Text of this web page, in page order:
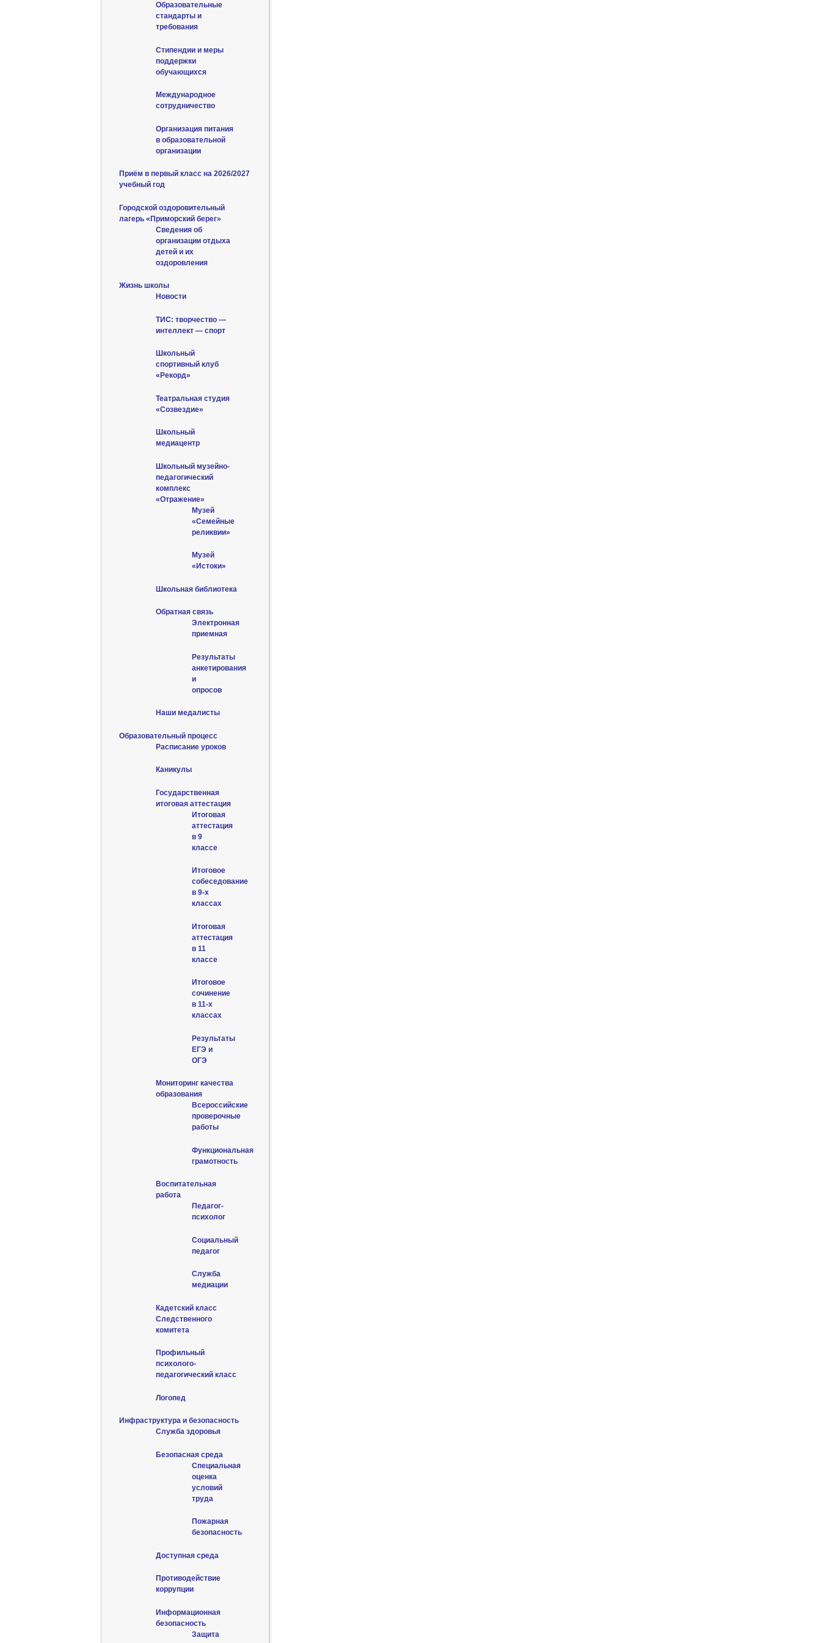
Образовательные
стандарты и
требования
Стипендии и меры
поддержки
обучающихся
Международное
сотрудничество
Организация питания
в образовательной
организации
Приём в первый класс на 2026/2027
учебный год
Городской оздоровительный
лагерь «Приморский берег»
Сведения об
организации отдыха
детей и их
оздоровления
Жизнь школы
Новости
ТИС: творчество —
интеллект — спорт
Школьный
спортивный клуб
«Рекорд»
Театральная студия
«Созвездие»
Школьный
медиацентр
Школьный музейно-
педагогический
комплекс
«Отражение»
Музей
«Семейные
реликвии»
Музей
«Истоки»
Школьная библиотека
Обратная связь
Электронная
приемная
Результаты
анкетирования
и
опросов
Наши медалисты
Образовательный процесс
Расписание уроков
Каникулы
Государственная
итоговая аттестация
Итоговая
аттестация
в 9
классе
Итоговое
собеседование
в 9-х
классах
Итоговая
аттестация
в 11
классе
Итоговое
сочинение
в 11-х
классах
Результаты
ЕГЭ и
ОГЭ
Мониторинг качества
образования
Всероссийские
проверочные
работы
Функциональная
грамотность
Воспитательная
работа
Педагог-
психолог
Социальный
педагог
Служба
медиации
Кадетский класс
Следственного
комитета
Профильный
психолого-
педагогический класс
Логопед
Инфраструктура и безопасность
Служба здоровья
Безопасная среда
Специальная
оценка
условий
труда
Пожарная
безопасность
Доступная среда
Противодействие
коррупции
Информационная
безопасность
Защита